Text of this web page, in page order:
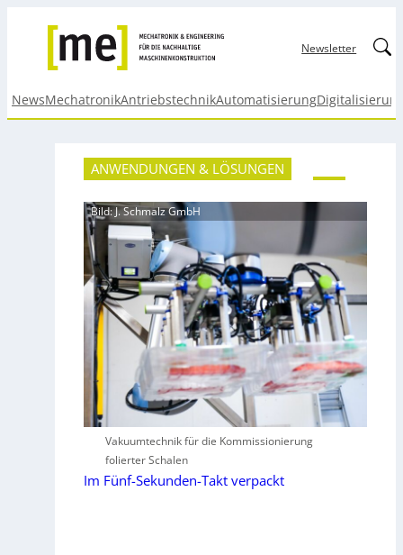
Newsletter
NewsMechatronikAntriebstechnikAutomatisierung
ANWENDUNGEN & LÖSUNGEN
Bild: J. Schmalz GmbH
Vakuumtechnik für die Kommissionierung
folierter Schalen
Im Fünf-Sekunden-Takt verpackt